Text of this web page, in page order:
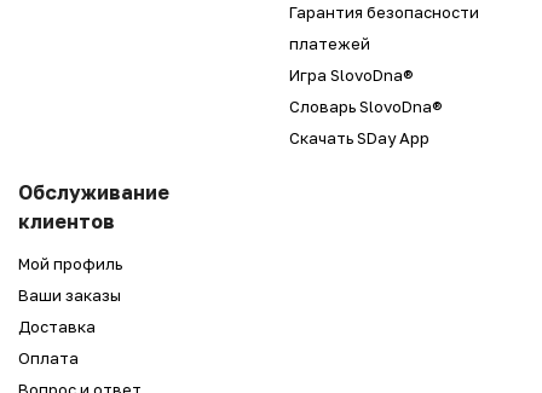
Гарантия безопасности
платежей
Игра SlovoDna®
Словарь SlovoDna®
Скачать SDay App
Обслуживание
клиентов
Мой профиль
Ваши заказы
Доставка
Оплата
Вопрос и ответ